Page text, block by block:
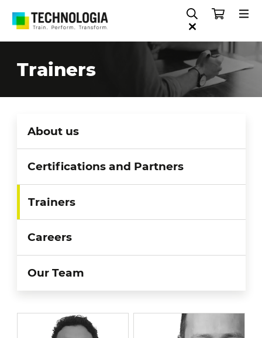
Trainers
About us
Certifications and Partners
Trainers
Careers
Our Team